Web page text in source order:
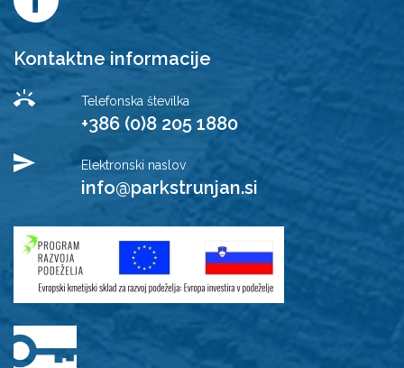
Kontaktne informacije
Telefonska številka
+386 (0)8 205 1880
Elektronski naslov
info@parkstrunjan.si